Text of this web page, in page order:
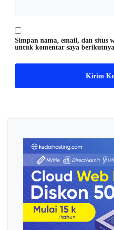
Simpan nama, email, dan situs
untuk komentar saya